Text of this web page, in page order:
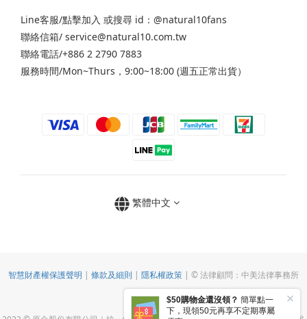
Line客服/點擊加入 或搜尋 id：@natural10fans
聯絡信箱/ service@natural10.com.tw
聯絡電話/+886 2 2790 7883
服務時間/Mon~Thurs，9:00~18:00 (週五正常出貨）
繁體中文
智慧財產權保護聲明 | 條款及細則 | 隱私權政策 | © 法律顧問：中美法律事務所